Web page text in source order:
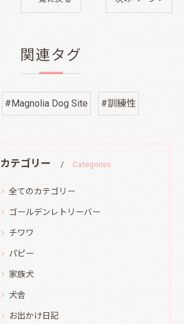
関連タグ
#Magnolia Dog Site #訓練性
カテゴリー Categories
全てのカテゴリー
ゴールデンレトリーバー
チワワ
パピー
家族犬
犬舎
お出かけ日記